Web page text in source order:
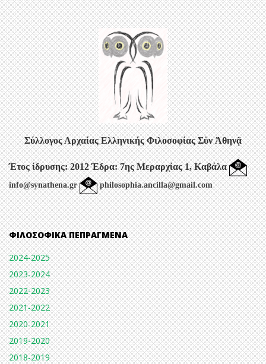
Σύλλογος Αρχαίας Ελληνικής Φιλοσοφίας Σὺν Ἀθηνᾷ
Έτος ίδρυσης: 2012 Έδρα: 7ης Μεραρχίας 1, Καβάλα
info@synathena.gr philosophia.ancilla@gmail.com
ΦΙΛΟΣΟΦΙΚΆ ΠΕΠΡΑΓΜΈΝΑ
2024-2025
2023-2024
2022-2023
2021-2022
2020-2021
2019-2020
2018-2019